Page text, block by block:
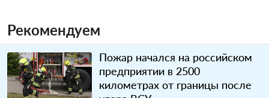
Рекомендуем
Пожар начался на российском
предприятии в 2500
километрах от границы после